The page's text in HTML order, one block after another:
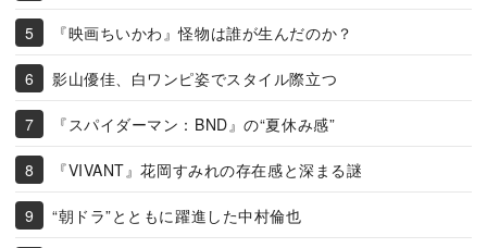
『映画ちいかわ』怪物は誰が生んだのか？
影山優佳、白ワンピ姿でスタイル際立つ
『スパイダーマン：BND』の“夏休み感”
『VIVANT』花岡すみれの存在感と深まる謎
“朝ドラ”とともに躍進した中村倫也